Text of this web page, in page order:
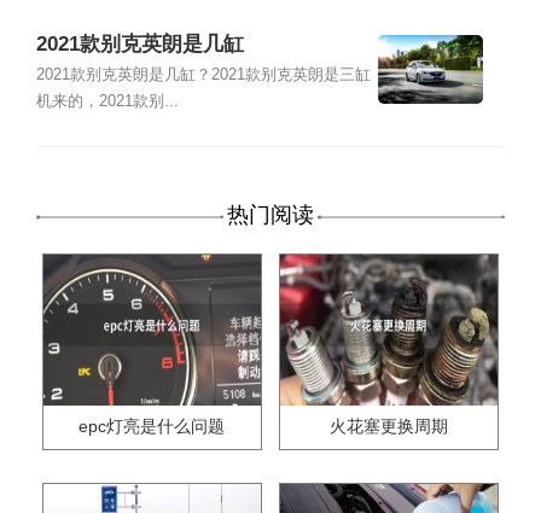
2021款别克英朗是几缸
2021款别克英朗是几缸？2021款别克英朗是三缸
机来的，2021款别...
热门阅读
epc灯亮是什么问题 火花塞更换周期